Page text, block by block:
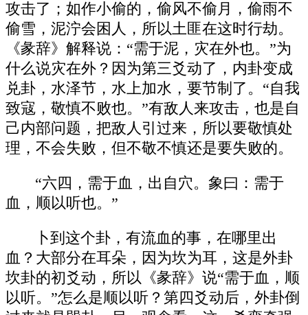
攻击了；如作小偷的，偷风不偷月，偷雨不
偷雪，泥泞会困人，所以土匪在这时行劫。
《彖辞》解释说：“需于泥，灾在外也。”为
什么说灾在外？因为第三爻动了，内卦变成
兑卦，水泽节，水上加水，要节制了。“自我
致寇，敬慎不败也。”有敌人来攻击，也是自
己内部问题，把敌人引过来，所以要敬慎处
理，不会失败，但不敬不慎还是要失败的。
“六四，需于血，出自穴。象曰：需于
血，顺以听也。”
卜到这个卦，有流血的事，在哪里出
血？大部分在耳朵，因为坎为耳，这是外卦
坎卦的初爻动，所以《彖辞》说“需于血，顺
以听。”怎么是顺以听？第四爻动后，外卦倒